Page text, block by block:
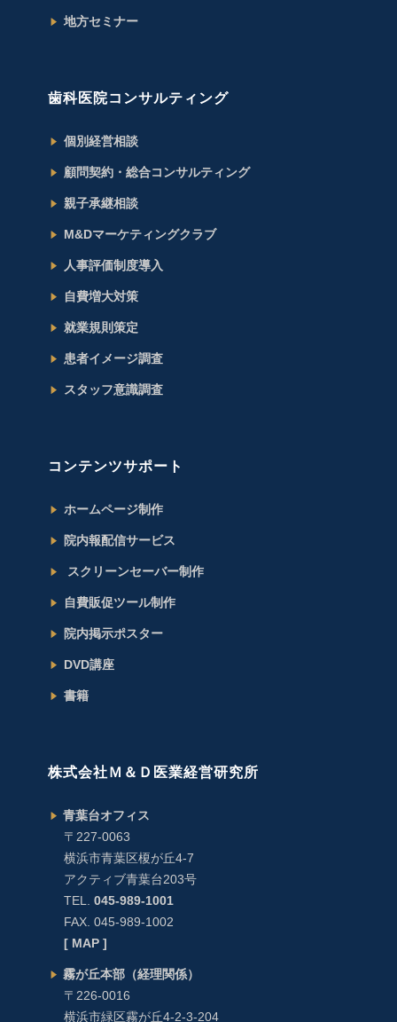
地方セミナー
歯科医院コンサルティング
個別経営相談
顧問契約・総合コンサルティング
親子承継相談
M&Dマーケティングクラブ
人事評価制度導入
自費増大対策
就業規則策定
患者イメージ調査
スタッフ意識調査
コンテンツサポート
ホームページ制作
院内報配信サービス
スクリーンセーバー制作
自費販促ツール制作
院内掲示ポスター
DVD講座
書籍
株式会社Ｍ＆Ｄ医業経営研究所
青葉台オフィス
〒227-0063
横浜市青葉区榎が丘4-7
アクティブ青葉台203号
TEL. 045-989-1001
FAX. 045-989-1002
[ MAP ]
霧が丘本部（経理関係）
〒226-0016
横浜市緑区霧が丘4-2-3-204